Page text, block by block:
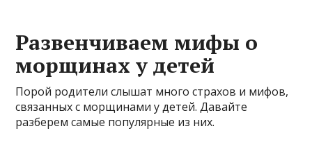
Развенчиваем мифы о
морщинах у детей
Порой родители слышат много страхов и мифов,
связанных с морщинами у детей. Давайте
разберем самые популярные из них.